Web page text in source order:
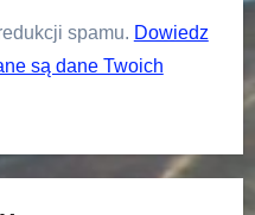
spamu. Dowiedz
są dane Twoich